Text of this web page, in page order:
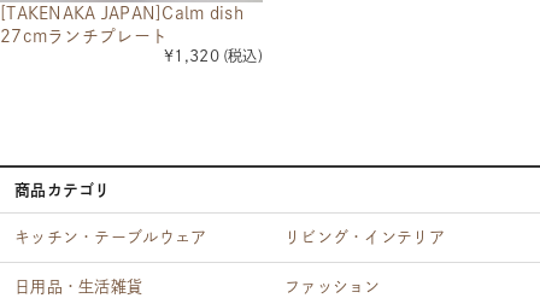
[TAKENAKA JAPAN]Calm dish
27cmランチプレート
¥1,320 (税込)
商品カテゴリ
キッチン・テーブルウェア リビング・インテリア
日用品・生活雑貨 ファッション